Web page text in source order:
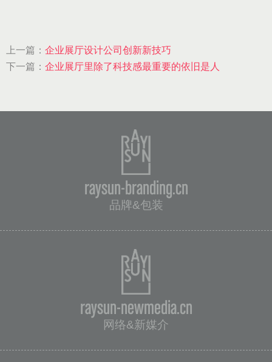
上一篇： 企业展厅设计公司创新新技巧
下一篇： 企业展厅里除了科技感最重要的依旧是人
raysun-branding.cn
品牌&包装
raysun-newmedia.cn
网络&新媒介